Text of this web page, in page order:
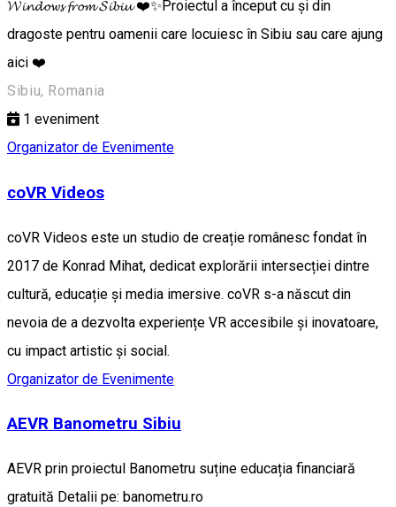
𝓦𝓲𝓷𝓭𝓸𝔀𝓼 𝓯𝓻𝓸𝓶 𝓢𝓲𝓫𝓲𝓾 ❤️✨Proiectul a început cu și din
dragoste pentru oamenii care locuiesc în Sibiu sau care ajung
aici ❤️
Sibiu, Romania
1 eveniment
Organizator de Evenimente
coVR Videos
coVR Videos este un studio de creație românesc fondat în
2017 de Konrad Mihat, dedicat explorării intersecției dintre
cultură, educație și media imersive. coVR s-a născut din
nevoia de a dezvolta experiențe VR accesibile și inovatoare,
cu impact artistic și social.
Organizator de Evenimente
AEVR Banometru Sibiu
AEVR prin proiectul Banometru suține educația financiară
gratuită Detalii pe: banometru.ro